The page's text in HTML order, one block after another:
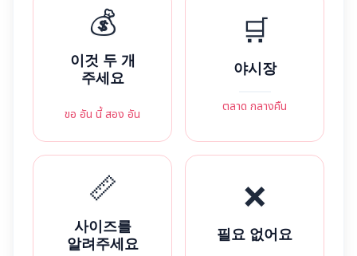
💰
이것 두 개
주세요
ขอ อัน นี้ สอง อัน
🛒
야시장
ตลาด กลางคืน
📏
사이즈를
알려주세요
❌
필요 없어요